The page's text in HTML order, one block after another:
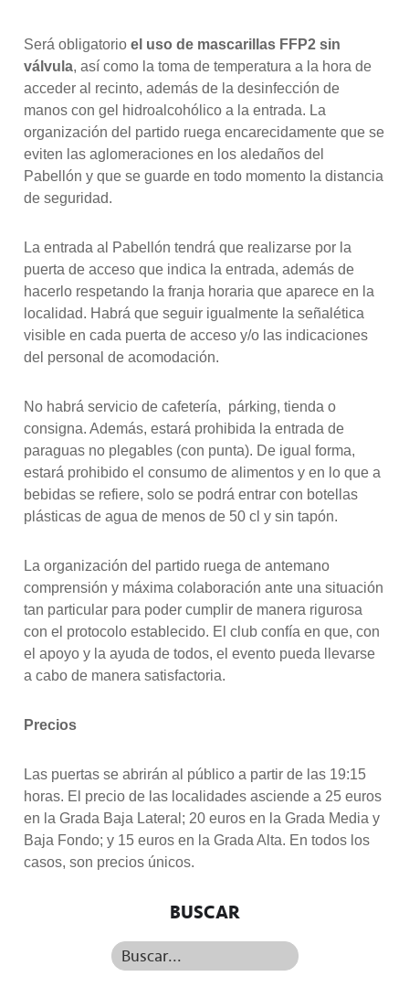
Será obligatorio el uso de mascarillas FFP2 sin
válvula, así como la toma de temperatura a la hora de
acceder al recinto, además de la desinfección de
manos con gel hidroalcohólico a la entrada. La
organización del partido ruega encarecidamente que se
eviten las aglomeraciones en los aledaños del
Pabellón y que se guarde en todo momento la distancia
de seguridad.
La entrada al Pabellón tendrá que realizarse por la
puerta de acceso que indica la entrada, además de
hacerlo respetando la franja horaria que aparece en la
localidad. Habrá que seguir igualmente la señalética
visible en cada puerta de acceso y/o las indicaciones
del personal de acomodación.
No habrá servicio de cafetería, párking, tienda o
consigna. Además, estará prohibida la entrada de
paraguas no plegables (con punta). De igual forma,
estará prohibido el consumo de alimentos y en lo que a
bebidas se refiere, solo se podrá entrar con botellas
plásticas de agua de menos de 50 cl y sin tapón.
La organización del partido ruega de antemano
comprensión y máxima colaboración ante una situación
tan particular para poder cumplir de manera rigurosa
con el protocolo establecido. El club confía en que, con
el apoyo y la ayuda de todos, el evento pueda llevarse
a cabo de manera satisfactoria.
Precios
Las puertas se abrirán al público a partir de las 19:15
horas. El precio de las localidades asciende a 25 euros
en la Grada Baja Lateral; 20 euros en la Grada Media y
Baja Fondo; y 15 euros en la Grada Alta. En todos los
casos, son precios únicos.
BUSCAR
Buscar...